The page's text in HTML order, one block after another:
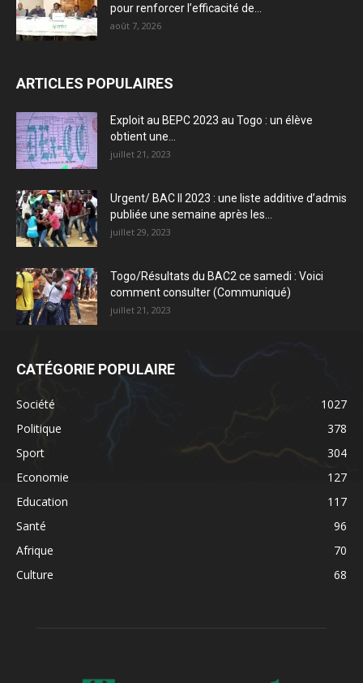
pour renforcer l’efficacité de...
août 7, 2026
ARTICLES POPULAIRES
Exploit au BEPC 2023 au Togo : un élève
obtient une...
juillet 21, 2023
Urgent/ BAC II 2023 : une liste additive d’admis
publiée une semaine après les...
juillet 29, 2023
Togo/Résultats du BAC2 ce samedi : Voici
comment consulter (Communiqué)
juillet 21, 2023
CATÉGORIE POPULAIRE
Société
1027
Politique
378
Sport
304
Economie
127
Education
117
Santé
96
Afrique
70
Culture
68